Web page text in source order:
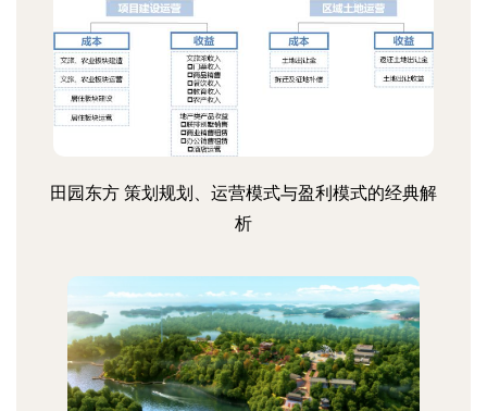
田园东方 策划规划、运营模式与盈利模式的经典解
析